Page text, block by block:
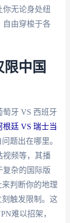
无论身处纽
自由穿梭于各
中国
牙 VS 西班牙
廷 VS 瑞士当
题出在哪里。
视频等，其播
复杂的国际版
判断你的地理
触发限制。这
难以招架，